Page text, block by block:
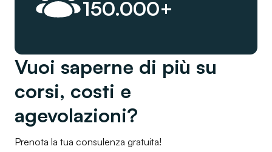
150.000+
Vuoi saperne di più su
corsi, costi e
agevolazioni?
Prenota la tua consulenza gratuita!